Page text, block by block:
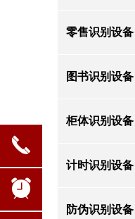
零售识别设备
图书识别设备
柜体识别设备
计时识别设备
防伪识别设备
끅
뀥